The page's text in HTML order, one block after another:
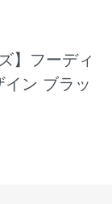
】フーディ
ン ブラッ